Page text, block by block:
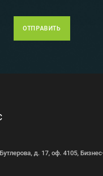
ОТПРАВИТЬ
д. 17, оф. 4105,